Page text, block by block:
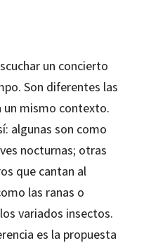
un concierto
Son diferentes las
un mismo contexto.
algunas son como
nocturnas; otras
que cantan al
las ranas o
variados insectos.
es la propuesta